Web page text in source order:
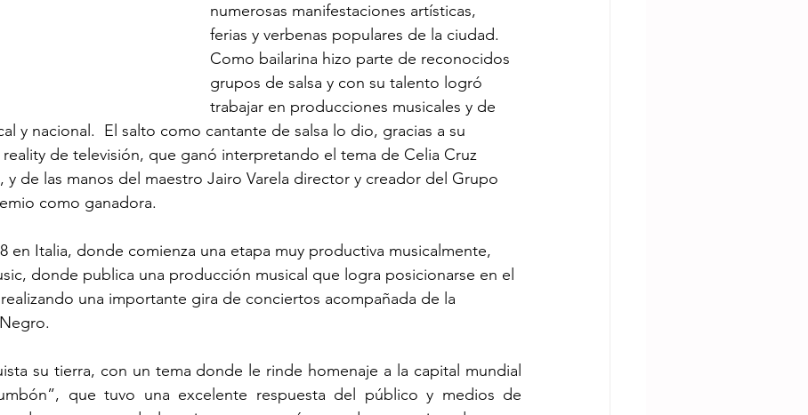
numerosas manifestaciones artísticas,
ferias y verbenas populares de la ciudad.
Como bailarina hizo parte de reconocidos
grupos de salsa y con su talento logró
trabajar en producciones musicales y de
y nacional.  El salto como cantante de salsa lo dio, gracias a su
de televisión, que ganó interpretando el tema de Celia Cruz
y de las manos del maestro Jairo Varela director y creador del Grupo
como ganadora.
donde publica una producción musical que logra posicionarse en el
una importante gira de conciertos acompañada de la
su tierra, con un tema donde le rinde homenaje a la capital mundial
que tuvo una excelente respuesta del público y medios de